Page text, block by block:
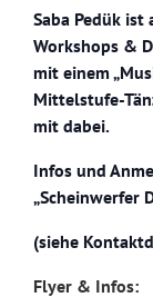
Saba Pedük ist
Workshops &
mit einem
Mittelstufe-
mit dabei.
Infos und
„Scheinwerfer
(siehe
Flyer & Infos: